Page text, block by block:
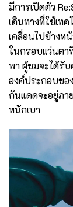
มีการเปิดตัว
เดินทางที่ใช้เท
เคลื่อนไปข้างห
ในกรอบแว่นต
พา ผู้ชมจะได้รั
องค์ประกอบขอ
กันแดดจะอยู่ภา
หนักเบา